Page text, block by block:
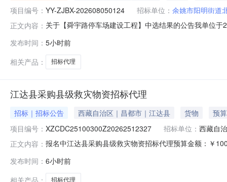
项目编号： YY-ZJBX-202608050124 招标单位： 余姚市阳明街道
正文内容： 关于【舜宇路停车场建设工程】中选结果的公告我单位
称：舜宇路停车场建设工程中介服务事项：招标代理选
发布时间： 5小时前
相关产品：
招标代理
江达县采购县级救灾物资招标代理
招标｜招标公告 西藏自治区｜昌都市｜江达县 货物
预
项目编号： XZCDC25100300Z20262512327 招标单位： 西藏自
正文内容： 报名中江达县采购县级救灾物资招标代理预算金额：￥
间：2026-08-0716:07:53采购编号：
发布时间： 6小时前
相关产品：
招标代理